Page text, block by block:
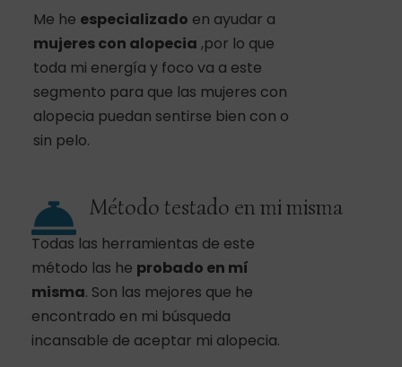
Me he especializado en ayudar a
mujeres con alopecia ,por lo que
toda mi energía y foco va a este
segmento para que las mujeres con
alopecia puedan sentirse bien con o
sin pelo.
Método testado en mi misma
Todas las herramientas de este
método las he probado en mí
misma. Son las mejores que he
encontrado en mi búsqueda
incansable de aceptar mi alopecia.